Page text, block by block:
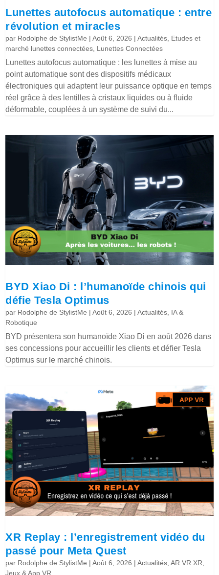
Lunettes autofocus automatique : entre
révolution et miracles
par Rodolphe de StylistMe |Août 6, 2026 |Actualités Etudes et
marché lunettes connectées Lunettes Connectées
Lunettes autofocus automatique : les lunettes à mise au
point automatique sont des dispositifs médicaux
électroniques qui adaptent leur puissance optique en temps
réel grâce à des lentilles à cristaux liquides ou à fluide
déformable, couplées à un système de suivi du...
BYD Xiao Di : l’humanoïde chinois qui
défie Tesla Optimus
par Rodolphe de StylistMe |Août 6, 2026 |Actualités IA &
Robotique
BYD présentera son humanoïde Xiao Di en août 2026 dans
ses concessions pour accueillir les clients et défier Tesla
Optimus sur le marché chinois.
XR Replay : l’enregistrement vidéo du
passé pour Meta Quest
par Rodolphe de StylistMe |Août 6, 2026 |Actualités ,AR VR XR
Jeux & App VR